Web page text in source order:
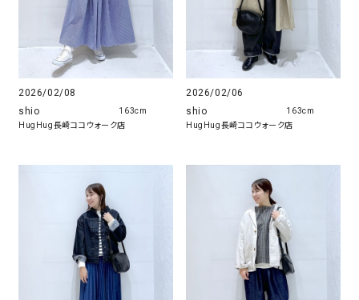
2026/02/08
shio
HugHug長崎ココウォーク店
163cm
2026/02/06
shio
HugHug長崎ココウォーク店
163cm